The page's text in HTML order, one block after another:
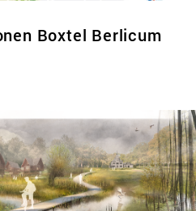
Boxtel Berlicum